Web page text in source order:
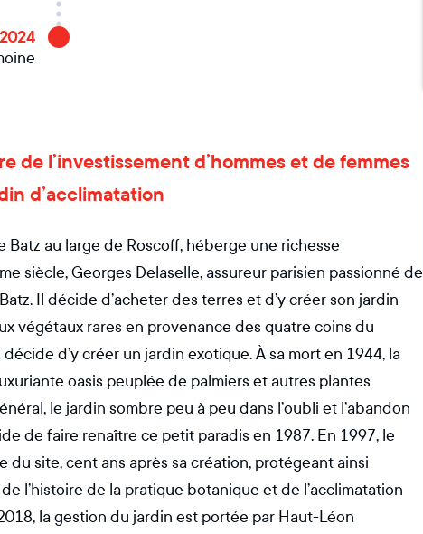
de l’investissement d’hommes et de femmes
d’acclimatation
Batz au large de Roscoff, héberge une richesse
siècle, Georges Delaselle, assureur parisien passionné de
Il décide d’acheter des terres et d’y créer son jardin
végétaux rares en provenance des quatre coins du
d’y créer un jardin exotique. À sa mort en 1944, la
oasis peuplée de palmiers et autres plantes
le jardin sombre peu à peu dans l’oubli et l’abandon
de faire renaître ce petit paradis en 1987. En 1997, le
site, cent ans après sa création, protégeant ainsi
l’histoire de la pratique botanique et de l’acclimatation
la gestion du jardin est portée par Haut-Léon